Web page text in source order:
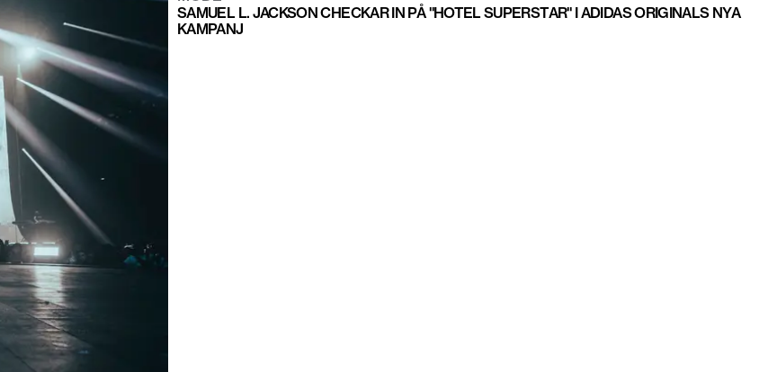
SAMUEL L. JACKSON CHECKAR IN PÅ "HOTEL SUPERSTAR" I ADIDAS ORIGINALS NYA
KAMPANJ